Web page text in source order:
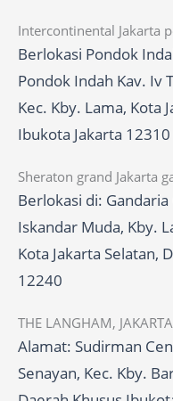
Intercontinental Jakarta
Berlokasi Pondok
Pondok Indah Kav. Iv
Kec. Kby. Lama, Kota
Ibukota Jakarta 12310
Sheraton grand Jakarta
Berlokasi di:
Iskandar Muda, Kby.
Kota Jakarta Selatan,
12240
THE LANGHAM, JAKARTA
Alamat: Sudirman
Senayan, Kec. Kby.